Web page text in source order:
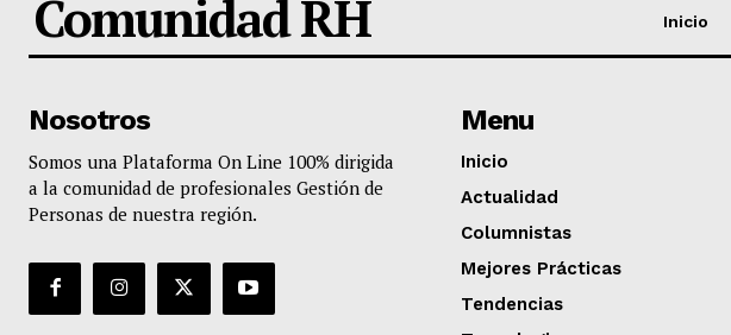
Comunidad RH Inicio
Nosotros
Somos una Plataforma On Line 100% dirigida
a la comunidad de profesionales Gestión de
Personas de nuestra región.
Menu
Inicio
Actualidad
Columnistas
Mejores Prácticas
Tendencias